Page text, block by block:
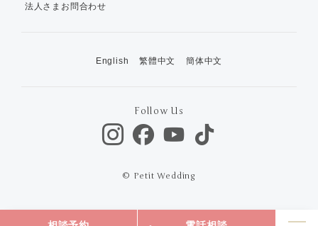
法人さまお問合わせ
English 繁體中文 簡体中文
Follow Us
© Petit Wedding